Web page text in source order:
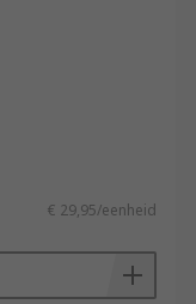
€ 29,95/eenheid